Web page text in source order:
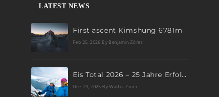
LATEST NEWS
First ascent Kimshung 6781m
Feb 25, 2026 By Benjamin Zörer
Eis Total 2026 – 25 Jahre Erfolgsgeschichte im steilen Eis
Dez 29, 2025 By Walter Zörer